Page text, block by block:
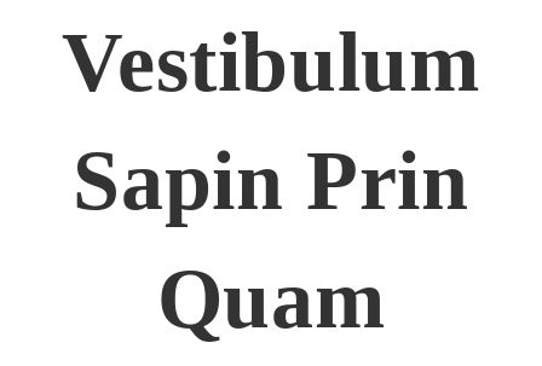
Vestibulum
Sapin Prin
Quam